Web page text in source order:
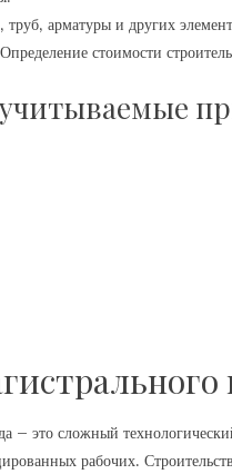
труб‚ арматуры и других
Определение стоимости
– это сложный
рабочих.